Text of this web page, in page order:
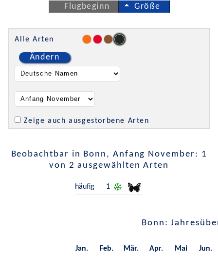
Flugbeginn
Größe
Alle Arten
Ändern
Zeige auch ausgestorbene Arten
Beobachtbar in Bonn, Anfang November: 1
von 2 ausgewählten Arten
häufig 1
Bonn:
Jan. Feb. Mär. Apr. Mai Jun.